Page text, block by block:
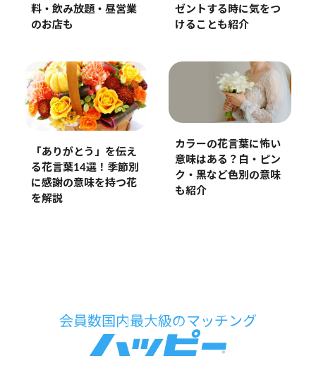
料・飲み放題・昼営業
のお店も
ゼントする時に気をつ
けることも紹介
「ありがとう」を伝え
る花言葉14選！季節別
に感謝の意味を持つ花
を解説
カラーの花言葉に怖い
意味はある？白・ピン
ク・黒など色別の意味
も紹介